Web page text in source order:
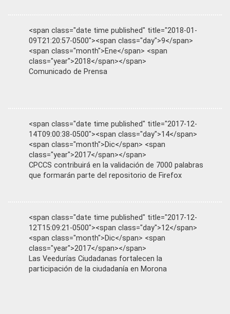
<span class="date time published" title="2018-01-
09T21:20:57-0500"><span class="day">9</span>
<span class="month">Ene</span> <span
class="year">2018</span></span>
Comunicado de Prensa
<span class="date time published" title="2017-12-
14T09:00:38-0500"><span class="day">14</span>
<span class="month">Dic</span> <span
class="year">2017</span></span>
CPCCS contribuirá en la validación de 7000 palabras
que formarán parte del repositorio de Firefox
<span class="date time published" title="2017-12-
12T15:09:21-0500"><span class="day">12</span>
<span class="month">Dic</span> <span
class="year">2017</span></span>
Las Veedurías Ciudadanas fortalecen la
participación de la ciudadanía en Morona